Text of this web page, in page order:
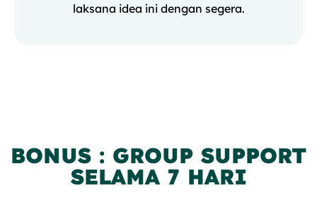
laksana idea ini dengan segera.
BONUS : GROUP SUPPORT
SELAMA 7 HARI